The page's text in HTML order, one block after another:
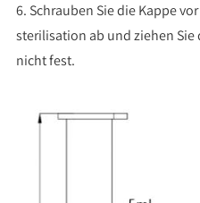
6. Schrauben Sie die Kappe
sterilisation ab und ziehen
nicht fest.